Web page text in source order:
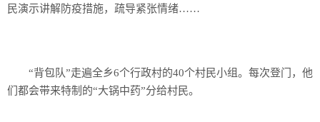
民演示讲解防疫措施，疏导紧张情绪……
“背包队”走遍全乡6个行政村的40个村民小组。每次登门，他
们都会带来特制的“大锅中药”分给村民。